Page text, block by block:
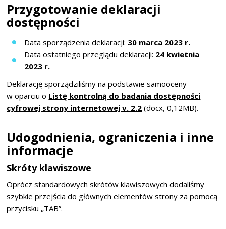
Przygotowanie deklaracji
dostępności
Data sporządzenia deklaracji: 30 marca 2023 r.
Data ostatniego przeglądu deklaracji: 24 kwietnia
2023 r.
Deklarację sporządziliśmy na podstawie samooceny
w oparciu o Listę kontrolną do badania dostępności
cyfrowej strony internetowej v. 2.2 (docx, 0,12MB).
Udogodnienia, ograniczenia i inne
informacje
Skróty klawiszowe
Oprócz standardowych skrótów klawiszowych dodaliśmy
szybkie przejścia do głównych elementów strony za pomocą
przycisku „TAB”.